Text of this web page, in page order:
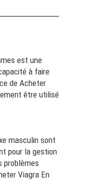
est une
à faire
de Acheter
être utilisé
masculin sont
pour la gestion
problèmes
Viagra En